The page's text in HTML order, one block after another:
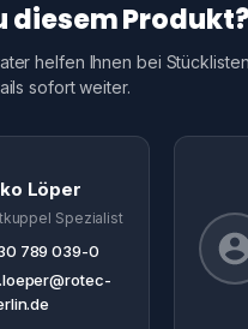
diesem Produkt?
helfen Ihnen bei
sofort weiter.
Löper
Spezialist
789 039-0